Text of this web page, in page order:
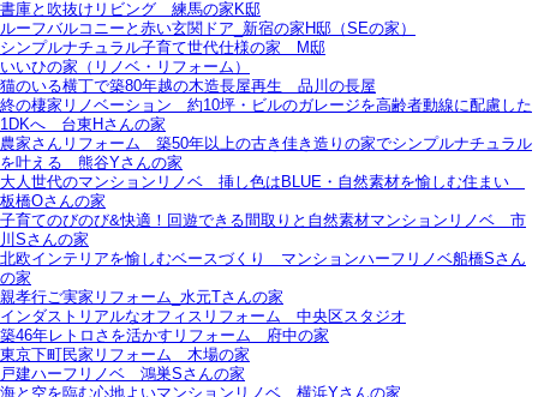
書庫と吹抜けリビング 練馬の家K邸
ルーフバルコニーと赤い玄関ドア_新宿の家H邸（SEの家）
シンプルナチュラル子育て世代仕様の家 M邸
いいひの家（リノベ・リフォーム）
猫のいる横丁で築80年越の木造長屋再生＿品川の長屋
終の棲家リノベーション＿約10坪・ビルのガレージを高齢者動線に配慮した
1DKへ＿台東Hさんの家
農家さんリフォーム＿築50年以上の古き佳き造りの家でシンプルナチュラル
を叶える＿熊谷Yさんの家
大人世代のマンションリノベ＿挿し色はBLUE・自然素材を愉しむ住まい＿
板橋Oさんの家
子育てのびのび&快適！回遊できる間取りと自然素材マンションリノベ＿市
川Sさんの家
北欧インテリアを愉しむベースづくり＿マンションハーフリノベ船橋Sさん
の家
親孝行ご実家リフォーム_水元Tさんの家
インダストリアルなオフィスリフォーム＿中央区スタジオ
築46年レトロさを活かすリフォーム＿府中の家
東京下町民家リフォーム＿木場の家
戸建ハーフリノベ＿鴻巣Sさんの家
海と空を臨む心地よいマンションリノベ＿横浜Yさんの家